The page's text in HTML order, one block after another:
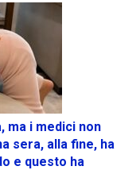
ma i medici non
sera, alla fine, ha
e questo ha